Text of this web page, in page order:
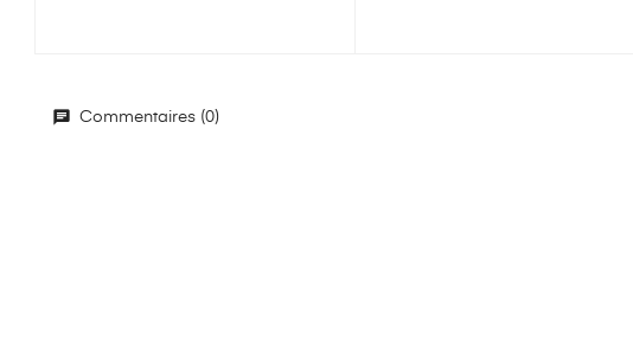
Commentaires (0)